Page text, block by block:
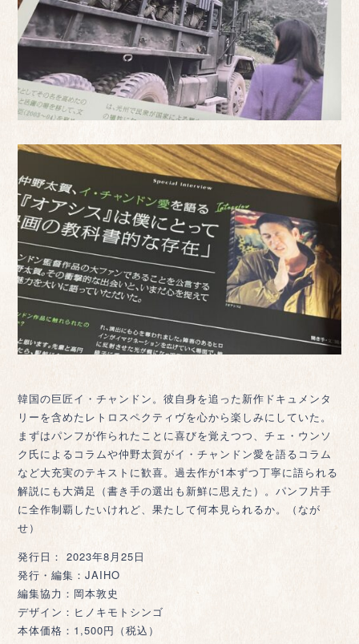
韓国の巨匠イ・チャンドン。彼自身を追った新作ドキュメンタ
リーを含めたレトロスペクティヴを心から楽しみにしていた。
まずはパンフが作られたことに喜びを覚えつつ、チェ・ウンソ
ク氏によるコラムや仲野太賀がイ・チャンドン愛を語るコラム
など大充実のテキストに歓喜。過去作が1本ずつ丁寧に語られる
解説にも大満足（書き手の選出も新鮮に思えた）。パンフ片手
に全作制覇したいけれど、果たして何本見られるか。（なが
せ）
発行日： 2023年8月25日
発行・編集：JAIHO
編集協力：岡本敦史
デザイン：ヒノキモトシンゴ
本体価格：1,500円（税込）